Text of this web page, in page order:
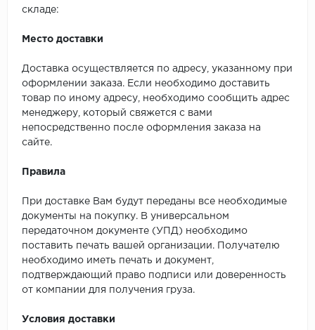
складе:
Место доставки
Доставка осуществляется по адресу, указанному при
оформлении заказа. Если необходимо доставить
товар по иному адресу, необходимо сообщить адрес
менеджеру, который свяжется с вами
непосредственно после оформления заказа на
сайте.
Правила
При доставке Вам будут переданы все необходимые
документы на покупку. В универсальном
передаточном документе (УПД) необходимо
поставить печать вашей организации. Получателю
необходимо иметь печать и документ,
подтверждающий право подписи или доверенность
от компании для получения груза.
Условия доставки